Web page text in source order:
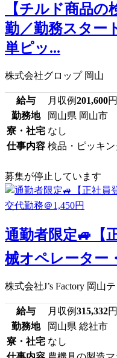
【チルド商品の
勤／勤務スター
単ピッ...
株式会社グロップ 岡山
給与 月収例201,600円
勤務地
岡山県 岡山市
寮・社宅 なし
仕事内容 検品・ピッキ
募集が停止しています
通勤者限定🚙【
械オペレーター
株式会社J’s Factory 岡山
給与 月収例315,332円
勤務地
岡山県 総社市
寮・社宅 なし